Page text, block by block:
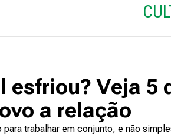
esfriou? Veja 5
a relação
trabalhar em conjunto, e não